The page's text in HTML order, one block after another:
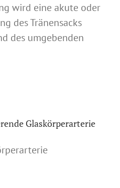
wird eine akute oder
des Tränensacks
des umgebenden
Glaskörperarterie